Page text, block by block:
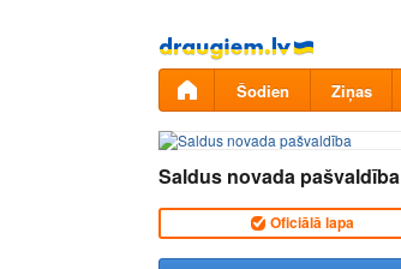
Pāriet
uz
saturu
Šodien Ziņas
Saldus novada pašvaldība
Oficiālā lapa